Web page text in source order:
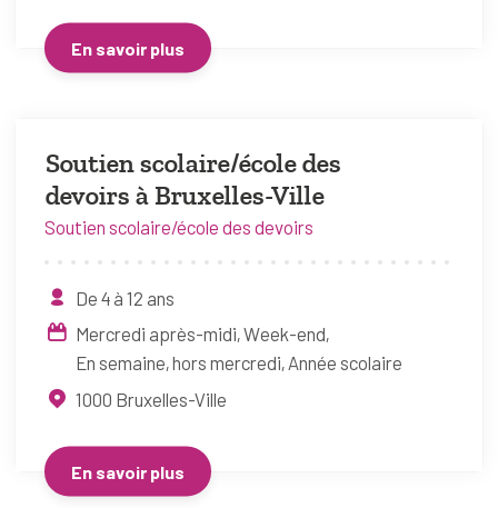
En savoir plus
Soutien scolaire/école des
devoirs à Bruxelles-Ville
Soutien scolaire/école des devoirs
De 4 à 12 ans
Mercredi après-midi Week-end
En semaine, hors mercredi Année scolaire
1000 Bruxelles-Ville
En savoir plus